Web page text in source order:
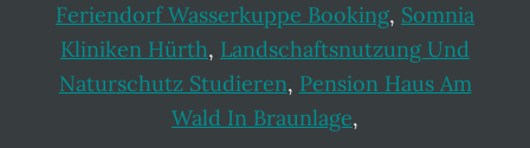
Feriendorf Wasserkuppe Booking, Somnia
Kliniken Hürth, Landschaftsnutzung Und
Naturschutz Studieren, Pension Haus Am
Wald In Braunlage,